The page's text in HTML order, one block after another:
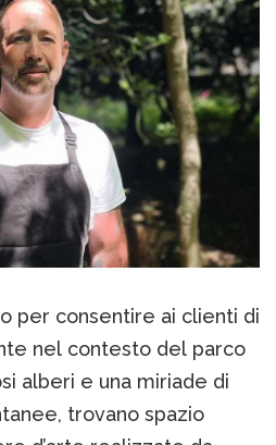
per consentire ai clienti di
nel contesto del parco
alberi e una miriade di
trovano spazio